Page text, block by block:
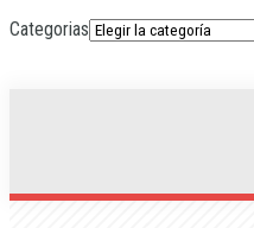
Categorias